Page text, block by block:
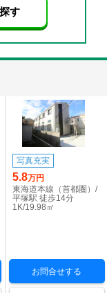
す
写真充実
5.8万円
東海道本線（首都圏）/
平塚駅 徒歩14分
1K/19.98㎡
お問合せする